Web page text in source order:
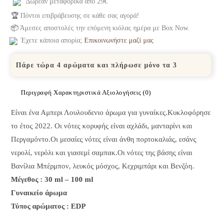
Δωρεάν μεταφορικά από 29€
🏆 Πόντοι επιβράβευσης σε κάθε σας αγορά!
📦 Άμεσες αποστολές την επόμενη κιόλας ημέρα με Box Now.
Έχετε κάποια απορία;Επικοινωνήστε μαζί μας
Πάρε τώρα 4 αρώματα και πλήρωσε μόνο τα 3
ΠεριγραφήΧαρακτηριστικά Αξιολογήσεις (0)
Είναι ένα Αμπερι Λουλουδενιο άρωμα για γυναίκες.Κυκλοφόρησε
το έτος 2022. Οι νότες κορυφής είναι αχλάδι, μανταρίνι και
Περγαμόντο.Οι μεσαίες νότες είναι άνθη πορτοκαλιάς, εσάνς
νερολί, νερόλι και γιασεμί σαμπακ.Οι νότες της βάσης είναι
Βανίλια Μπέρμπον, λευκός μόσχος, Κεχριμπάρι και Βενζόη.
Μέγεθος : 30 ml – 100 ml
Γυναικείο άρωμα
Τύπος αρώματος : EDP